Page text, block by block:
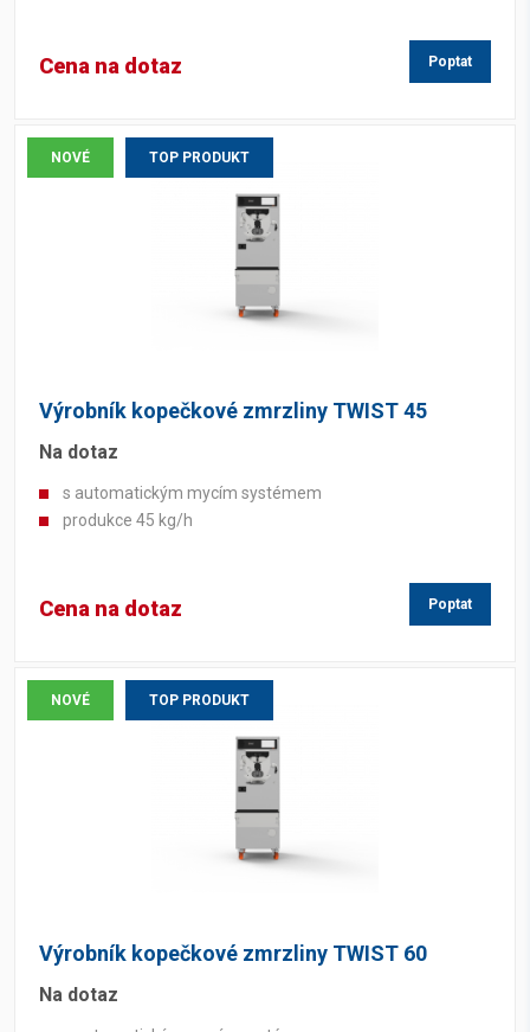
Cena na dotaz Poptat
NOVÉ TOP PRODUKT
Výrobník kopečkové zmrzliny TWIST 45
Na dotaz
s automatickým mycím systémem
produkce 45 kg/h
Cena na dotaz Poptat
NOVÉ TOP PRODUKT
Výrobník kopečkové zmrzliny TWIST 60
Na dotaz